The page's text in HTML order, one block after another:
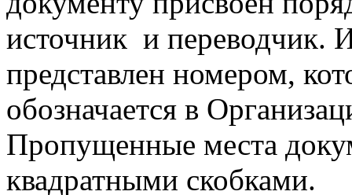
источник и переводчик.
представлен номером,
обозначается в
Пропущенные места
квадратными скобками.